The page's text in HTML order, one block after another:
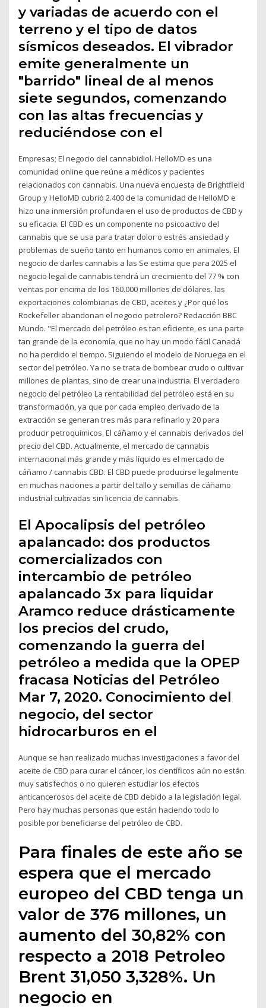
y variadas de acuerdo con el
terreno y el tipo de datos
sísmicos deseados. El vibrador
emite generalmente un
"barrido" lineal de al menos
siete segundos, comenzando
con las altas frecuencias y
reduciéndose con el
Empresas; El negocio del cannabidiol. HelloMD es una
comunidad online que reúne a médicos y pacientes
relacionados con cannabis. Una nueva encuesta de Brightfield
Group y HelloMD cubrió 2.400 de la comunidad de HelloMD e
hizo una inmersión profunda en el uso de productos de CBD y
su eficacia. El CBD es un componente no psicoactivo del
cannabis que se usa para tratar dolor o estrés ansiedad y
problemas de sueño tanto en humanos como en animales. El
negocio de darles cannabis a las Se estima que para 2025 el
negocio legal de cannabis tendrá un crecimiento del 77 % con
ventas por encima de los 160.000 millones de dólares. las
exportaciones colombianas de CBD, aceites y ¿Por qué los
Rockefeller abandonan el negocio petrolero? Redacción BBC
Mundo. "El mercado del petróleo es tan eficiente, es una parte
tan grande de la economía, que no hay un modo fácil Canadá
no ha perdido el tiempo. Siguiendo el modelo de Noruega en el
sector del petróleo. Ya no se trata de bombear crudo o cultivar
millones de plantas, sino de crear una industria. El verdadero
negocio del petróleo La rentabilidad del petróleo está en su
transformación, ya que por cada empleo derivado de la
extracción se generan tres más para refinarlo y 20 para
producir petroquímicos. El cáñamo y el cannabis derivados del
precio del CBD. Actualmente, el mercado de cannabis
internacional más grande y más líquido es el mercado de
cáñamo / cannabis CBD. El CBD puede producirse legalmente
en muchas naciones a partir del tallo y semillas de cáñamo
industrial cultivadas sin licencia de cannabis.
El Apocalipsis del petróleo
apalancado: dos productos
comercializados con
intercambio de petróleo
apalancado 3x para liquidar
Aramco reduce drásticamente
los precios del crudo,
comenzando la guerra del
petróleo a medida que la OPEP
fracasa Noticias del Petróleo
Mar 7, 2020. Conocimiento del
negocio, del sector
hidrocarburos en el
Aunque se han realizado muchas investigaciones a favor del
aceite de CBD para curar el cáncer, los científicos aún no están
muy satisfechos o no quieren estudiar los efectos
anticancerosos del aceite de CBD debido a la legislación legal.
Pero hay muchas personas que están haciendo todo lo
posible por beneficiarse del petróleo de CBD.
Para finales de este año se
espera que el mercado
europeo del CBD tenga un
valor de 376 millones, un
aumento del 30,82% con
respecto a 2018 Petroleo
Brent 31,050 3,328%. Un
negocio en